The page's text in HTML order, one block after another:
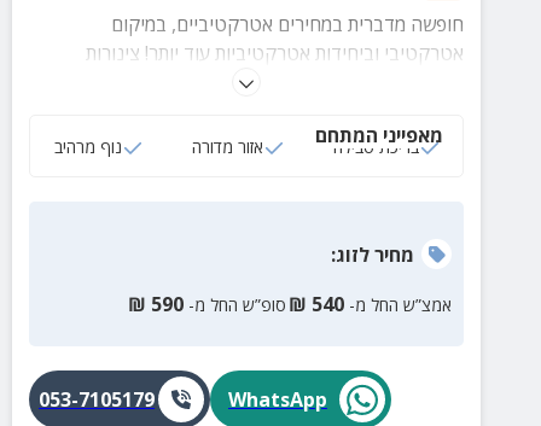
חופשה מדברית במחירים אטרקטיביים, במיקום
אטרקטיבי וביחידות אטרקטיביות עוד יותר! צינורות
להולכת מים שהוסבו ליחידות אירוח במתחם הכולל אזור
ועוד....
מאפייני המתחם
בריכת טבילה אזור מדורה נוף מרהיב
מחירלזוג:
אמצ”ש החל מ- 540
₪ סופ”ש החל מ- 590
₪
WhatsApp
053-7105179